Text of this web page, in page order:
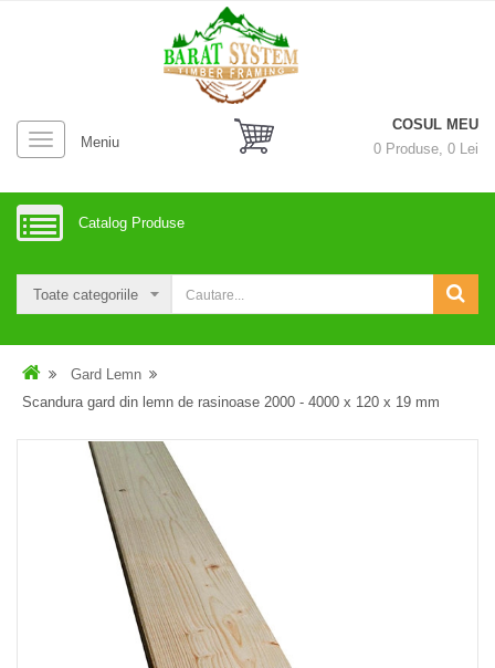
Meniu
COSUL MEU
0 Produse, 0 Lei
Catalog Produse
Gard Lemn
Scandura gard din lemn de rasinoase 2000 - 4000 x 120 x 19 mm